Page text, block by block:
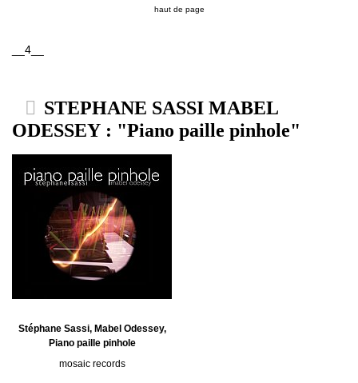
haut de page
__4__
STEPHANE SASSI MABEL
ODESSEY : "Piano paille pinhole"
Stéphane Sassi, Mabel Odessey,
Piano paille pinhole
mosaic records